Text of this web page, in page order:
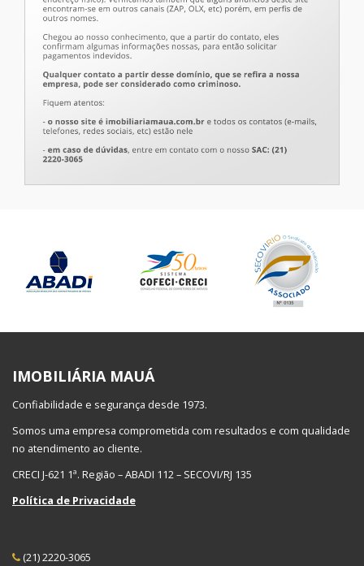
IMOBILIÁRIA MAUÁ
Confiabilidade e segurança desde 1973.
Somos uma empresa comprometida com resultados e com qualidade
no atendimento ao cliente.
CRECI J-621 1ª. Região – ABADI 112 – SECOVI/RJ 135
Política de Privacidade
(21) 2220-3065